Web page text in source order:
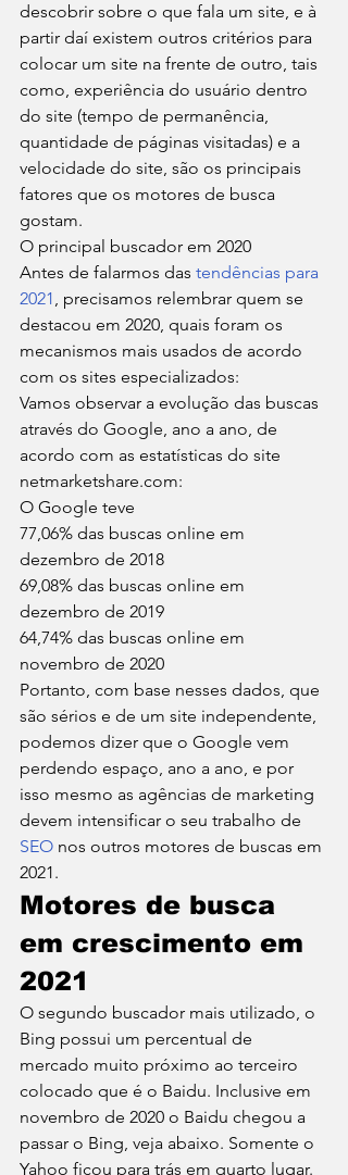
descobrir sobre o que fala um site, e à
partir daí existem outros critérios para
colocar um site na frente de outro, tais
como, experiência do usuário dentro
do site (tempo de permanência,
quantidade de páginas visitadas) e a
velocidade do site, são os principais
fatores que os motores de busca
gostam.
O principal buscador em 2020
Antes de falarmos das tendências para
2021, precisamos relembrar quem se
destacou em 2020, quais foram os
mecanismos mais usados de acordo
com os sites especializados:
Vamos observar a evolução das buscas
através do Google, ano a ano, de
acordo com as estatísticas do site
netmarketshare.com:
O Google teve
77,06% das buscas online em
dezembro de 2018
69,08% das buscas online em
dezembro de 2019
64,74% das buscas online em
novembro de 2020
Portanto, com base nesses dados, que
são sérios e de um site independente,
podemos dizer que o Google vem
perdendo espaço, ano a ano, e por
isso mesmo as agências de marketing
devem intensificar o seu trabalho de
SEO nos outros motores de buscas em
2021.
Motores de busca
em crescimento em
2021
O segundo buscador mais utilizado, o
Bing possui um percentual de
mercado muito próximo ao terceiro
colocado que é o Baidu. Inclusive em
novembro de 2020 o Baidu chegou a
passar o Bing, veja abaixo. Somente o
Yahoo ficou para trás em quarto lugar.